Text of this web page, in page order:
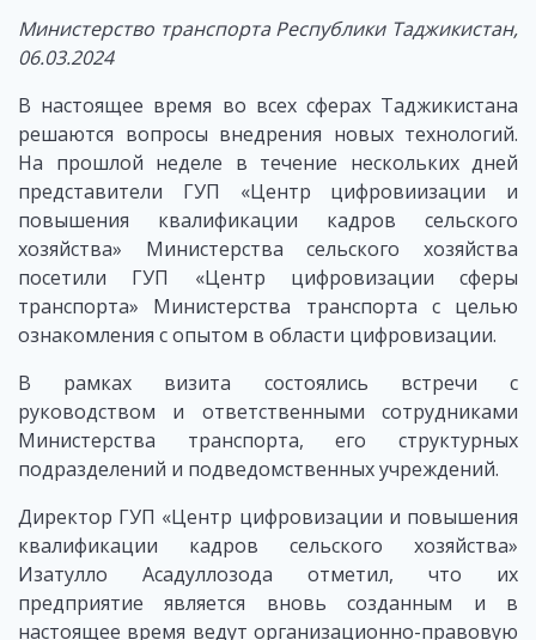
Министерство транспорта Республики Таджикистан,
06.03.2024
В настоящее время во всех сферах Таджикистана
решаются вопросы внедрения новых технологий.
На прошлой неделе в течение нескольких дней
представители ГУП «Центр цифровиизации и
повышения квалификации кадров сельского
хозяйства» Министерства сельского хозяйства
посетили ГУП «Центр цифровизации сферы
транспорта» Министерства транспорта с целью
ознакомления с опытом в области цифровизации.
В рамках визита состоялись встречи с
руководством и ответственными сотрудниками
Министерства транспорта, его структурных
подразделений и подведомственных учреждений.
Директор ГУП «Центр цифровизации и повышения
квалификации кадров сельского хозяйства»
Изатулло Асадуллозода отметил, что их
предприятие является вновь созданным и в
настоящее время ведут организационно-правовую